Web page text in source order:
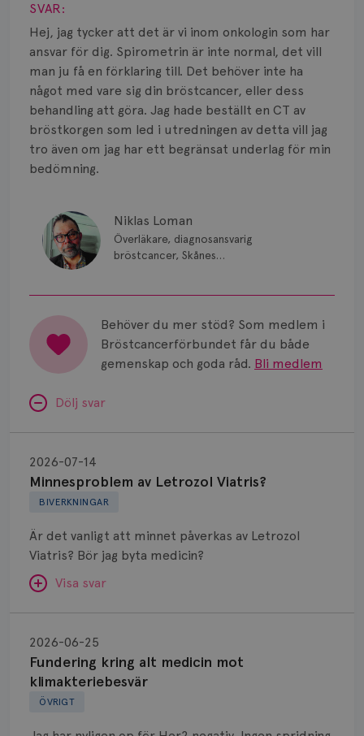
SVAR:
Hej, jag tycker att det är vi inom onkologin som har
ansvar för dig. Spirometrin är inte normal, det vill
man ju få en förklaring till. Det behöver inte ha
något med vare sig din bröstcancer, eller dess
behandling att göra. Jag hade beställt en CT av
bröstkorgen som led i utredningen av detta vill jag
tro även om jag har ett begränsat underlag för min
bedömning.
Niklas Loman
Överläkare, diagnosansvarig
bröstcancer, Skånes
Behöver du mer stöd? Som medlem i
Bröstcancerförbundet får du både
gemenskap och goda råd. Bli medlem
Dölj svar
BIVERKNINGAR
Minnesproblem av Letrozol Viatris?
2026-07-14
Är det vanligt att minnet påverkas av Letrozol
Viatris? Bör jag byta medicin?
Visa svar
SVAR:
Hej. Oavsett vilken hormonsänkande behandling
(men även cytostatika) man får så kan en del
uppleva negativ påverkan på minnet. Prata din
Letrozol
Viatris?
ÖVRIGT
Fundering kring alt medicin mot
klimakteriebesvär
2026-06-25
kring
medicin